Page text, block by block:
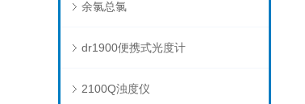
余氯总氯
dr1900便携式光度计
2100Q浊度仪